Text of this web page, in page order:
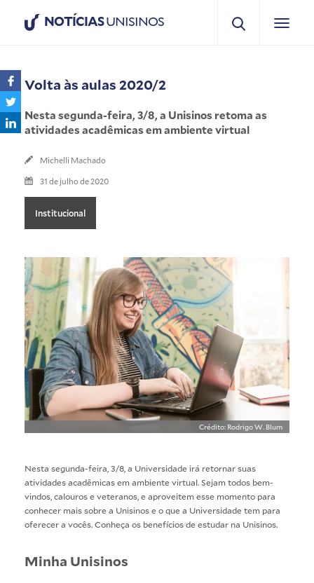
NOTÍCIASUNISINOS
Volta às aulas 2020/2
Nesta segunda-feira, 3/8, a Unisinos retoma as
atividades acadêmicas em ambiente virtual
Michelli Machado
31 de julho de 2020
Institucional
Crédito: Rodrigo W. Blum
Nesta segunda-feira, 3/8, a Universidade irá retornar suas
atividades acadêmicas em ambiente virtual. Sejam todos bem-
vindos, calouros e veteranos, e aproveitem esse momento para
conhecer mais sobre a Unisinos e o que a Universidade tem para
oferecer a vocês. Conheça os benefícios de estudar na Unisinos.
Minha Unisinos